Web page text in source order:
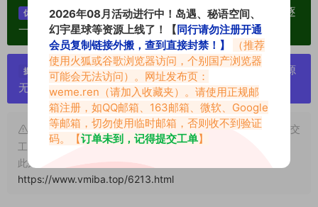
优势：
单个博主作品统一整合分享、素材高度去重复、逐
一归档方便收藏！
提示：
严禁搬运资源链接，一经发现封号处理，素材资源
无露点、需求请绕道，关闭本站网页！
申明：本文资源均来源网友分享，若侵犯了您的权限可以提交
工单处理。
此外本文章皆属于原创文章，转载请注明出处！原文链接：
https://www.vmiba.top/6213.html
2026年08月活动进行中！岛遇、秘语空间、
幻宇星球等资源上线了！【 同行请勿注册开通
会员复制链接外搬，查到直接封禁！】
（推荐
使用火狐或谷歌浏览器访问，个别国产浏览器
可能会无法访问）。网址发布页：
weme.ren （请加入收藏夹）。请使用正规邮
箱注册，如QQ邮箱、163邮箱、微软、Google
等邮箱，切勿使用临时邮箱，否则收不到验证
码。【订单未到，记得提交工单】